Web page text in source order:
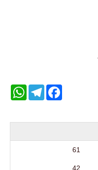
TelegramFacebook
61
42